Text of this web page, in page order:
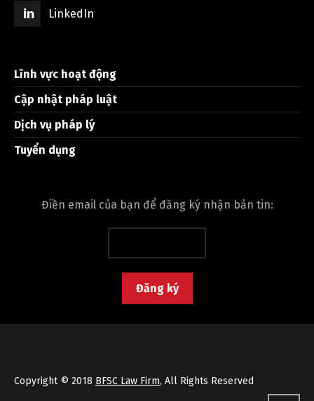
LinkedIn
Lĩnh vực hoạt động
Cập nhật pháp luật
Dịch vụ pháp lý
Tuyển dụng
Điền email của bạn để đăng ký nhận bản tin:
Copyright © 2018 BFSC Law Firm, All Rights Reserved